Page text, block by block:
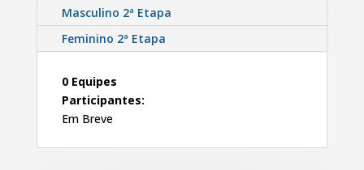
Masculino 2ª Etapa
Feminino 2ª Etapa
0 Equipes
Participantes:
Em Breve